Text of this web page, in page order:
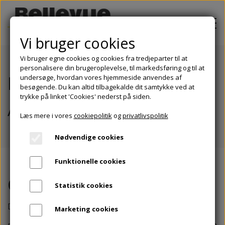
PROJEKTER
OM BELLEVUE EJENDOMSINVEST
BOLIGER TIL LEJE
BLIV INVESTOR
Bellevue 16 A/S 8000
Aarhus C
Om projektet
Daugbjergvej 22 og 28, 8000 Aarhus C
Vi bruger cookies
Vi bruger egne cookies og cookies fra tredjeparter til at
personalisere din brugeroplevelse, til markedsføring og til at
undersøge, hvordan vores hjemmeside anvendes af
besøgende. Du kan altid tilbagekalde dit samtykke ved at
trykke på linket 'Cookies' nederst på siden.
Læs mere i vores cookiepolitikogprivatlivspolitik
Nødvendige cookies
Funktionelle cookies
Statistik cookies
Marketing cookies